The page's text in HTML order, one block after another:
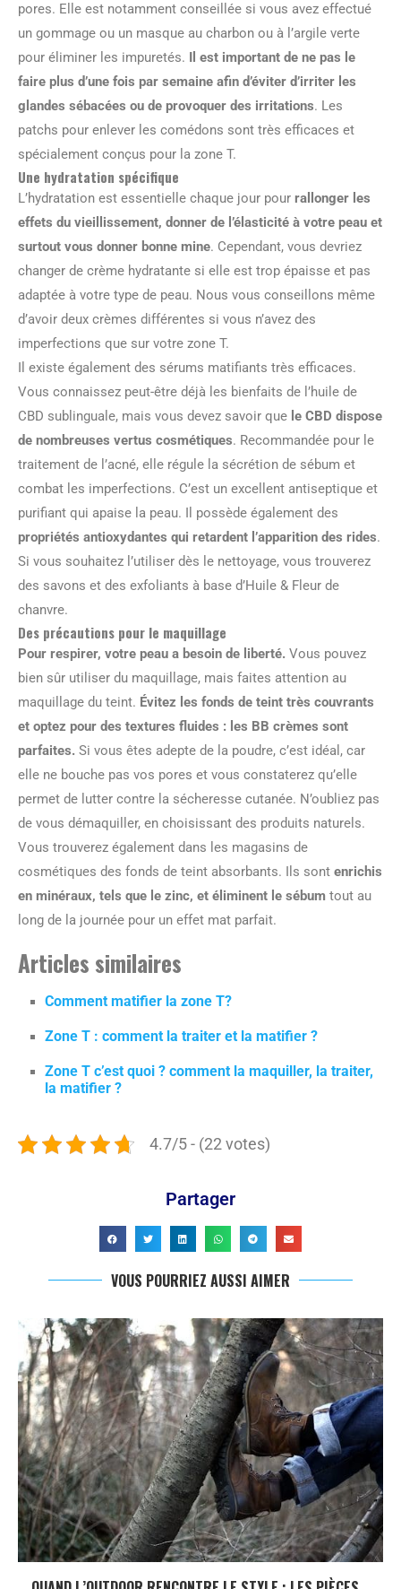
pores. Elle est notamment conseillée si vous avez effectué
un gommage ou un masque au charbon ou à l’argile verte
pour éliminer les impuretés. Il est important de ne pas le
faire plus d’une fois par semaine afin d’éviter d’irriter les
glandes sébacées ou de provoquer des irritations. Les
patchs pour enlever les comédons sont très efficaces et
spécialement conçus pour la zone T.
Une hydratation spécifique
L’hydratation est essentielle chaque jour pour rallonger les
effets du vieillissement, donner de l’élasticité à votre peau et
surtout vous donner bonne mine. Cependant, vous devriez
changer de crème hydratante si elle est trop épaisse et pas
adaptée à votre type de peau. Nous vous conseillons même
d’avoir deux crèmes différentes si vous n’avez des
imperfections que sur votre zone T.
Il existe également des sérums matifiants très efficaces.
Vous connaissez peut-être déjà les bienfaits de l’huile de
CBD sublinguale, mais vous devez savoir que le CBD dispose
de nombreuses vertus cosmétiques. Recommandée pour le
traitement de l’acné, elle régule la sécrétion de sébum et
combat les imperfections. C’est un excellent antiseptique et
purifiant qui apaise la peau. Il possède également des
propriétés antioxydantes qui retardent l’apparition des rides.
Si vous souhaitez l’utiliser dès le nettoyage, vous trouverez
des savons et des exfoliants à base d’Huile & Fleur de
chanvre.
Des précautions pour le maquillage
Pour respirer, votre peau a besoin de liberté. Vous pouvez
bien sûr utiliser du maquillage, mais faites attention au
maquillage du teint. Évitez les fonds de teint très couvrants
et optez pour des textures fluides : les BB crèmes sont
parfaites. Si vous êtes adepte de la poudre, c’est idéal, car
elle ne bouche pas vos pores et vous constaterez qu’elle
permet de lutter contre la sécheresse cutanée. N’oubliez pas
de vous démaquiller, en choisissant des produits naturels.
Vous trouverez également dans les magasins de
cosmétiques des fonds de teint absorbants. Ils sont enrichis
en minéraux, tels que le zinc, et éliminent le sébum tout au
long de la journée pour un effet mat parfait.
Articles similaires
Comment matifier la zone T?
Zone T : comment la traiter et la matifier ?
Zone T c’est quoi ? comment la maquiller, la traiter,
la matifier ?
4.7/5 - (22 votes)
Partager
VOUS POURRIEZ AUSSI AIMER